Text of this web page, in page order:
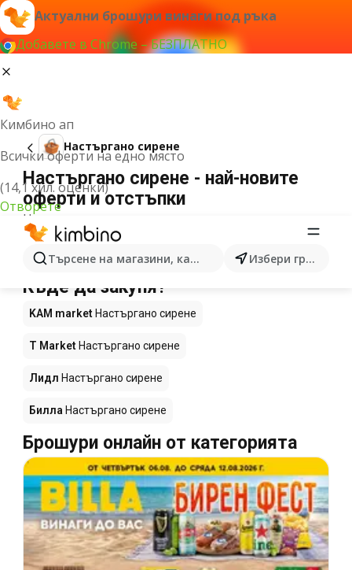
Актуални брошури винаги под ръка
Добавете в Chrome – БЕЗПЛАТНО
Кимбино ап
Всички оферти на едно място
(14,1 хил. оценки)
Отворете
Търсене на магазини, категории, продукти...Избери град
Настъргано сирене
Настъргано сирене - най-новите
оферти и отстъпки
Не можахме да намерим резултати за този
термин.
Настъргано сирене с намаление –
Къде да закупя?
KAM market Настъргано сирене
T Market Настъргано сирене
Лидл Настъргано сирене
Билла Настъргано сирене
Брошури онлайн от категорията